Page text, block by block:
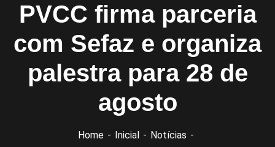
PVCC firma parceria
com Sefaz e organiza
palestra para 28 de
agosto
Home Inicial
Notícias